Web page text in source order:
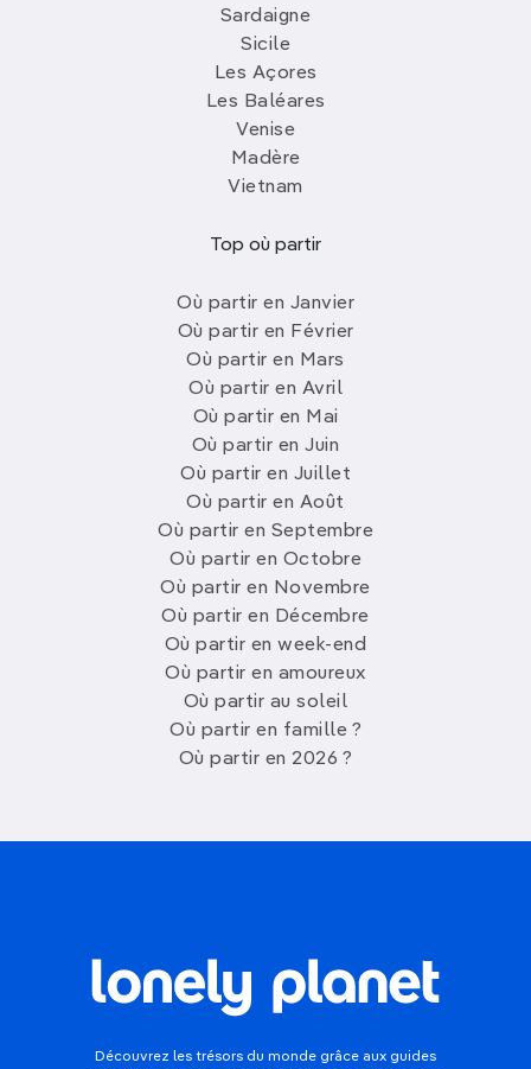
Sardaigne
Sicile
Les Açores
Les Baléares
Venise
Madère
Vietnam
Top où partir
Où partir en Janvier
Où partir en Février
Où partir en Mars
Où partir en Avril
Où partir en Mai
Où partir en Juin
Où partir en Juillet
Où partir en Août
Où partir en Septembre
Où partir en Octobre
Où partir en Novembre
Où partir en Décembre
Où partir en week-end
Où partir en amoureux
Où partir au soleil
Où partir en famille ?
Où partir en 2026 ?
Découvrez les trésors du monde grâce aux guides